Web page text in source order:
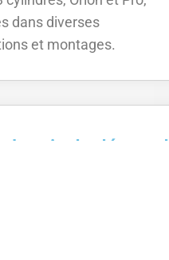
dans diverses
et montages.
le prix de départ de